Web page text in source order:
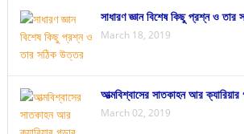
সাধারণ জ্ঞান বিশেষ কিছু প্রশ্ন ও
March 18, 2019
আত্মবিশ্বাসের সাতকাহন আর
March 02, 2019